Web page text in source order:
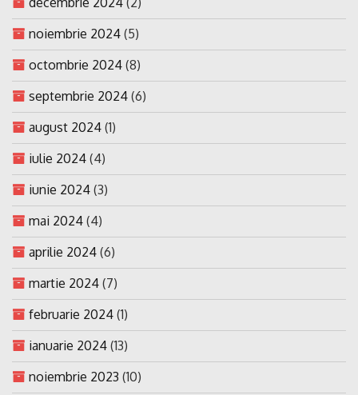
noiembrie 2024 (5)
octombrie 2024 (8)
septembrie 2024 (6)
august 2024 (1)
iulie 2024 (4)
iunie 2024 (3)
mai 2024 (4)
aprilie 2024 (6)
martie 2024 (7)
februarie 2024 (1)
ianuarie 2024 (13)
noiembrie 2023 (10)